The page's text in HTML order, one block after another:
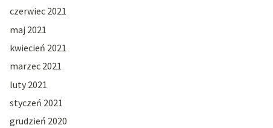
czerwiec 2021
maj 2021
kwiecień 2021
marzec 2021
luty 2021
styczeń 2021
grudzień 2020